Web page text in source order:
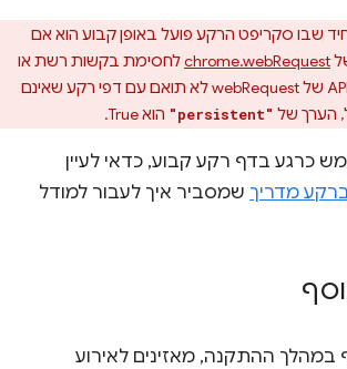
שבו סקריפט הרקע פועל באופן קבוע הוא אם
chrome.webRequestלחסימת בקשות רשת או
לשינוי שלהן. ממשק ה-API של webRequest לא תואם עם דפי רקע שאינם
הערך של "persistent" הוא True.
כרגע בדף רקע קבוע, כדאי לעיין
מדריך שמסביר איך לעבור למודל
ההתקנה, מאזינים לאירוע